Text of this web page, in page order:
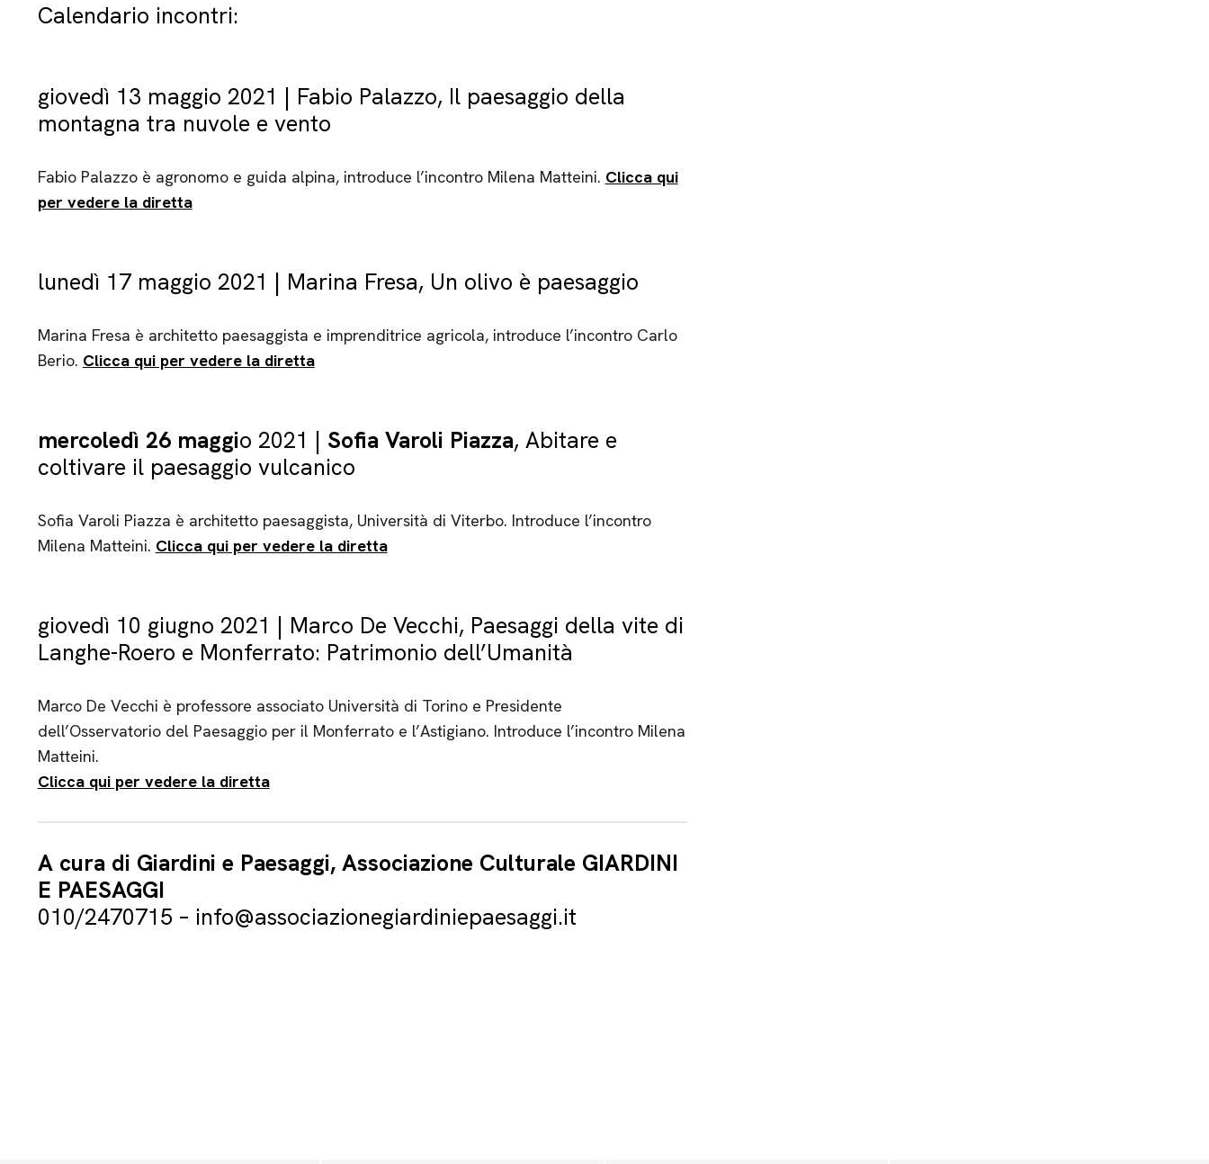
Calendario incontri:
giovedì 13 maggio 2021 | Fabio Palazzo, Il paesaggio della
montagna tra nuvole e vento
Fabio Palazzo è agronomo e guida alpina, introduce l’incontro Milena Matteini. Clicca qui
per vedere la diretta
lunedì 17 maggio 2021 | Marina Fresa, Un olivo è paesaggio
Marina Fresa è architetto paesaggista e imprenditrice agricola, introduce l’incontro Carlo
Berio. Clicca qui per vedere la diretta
mercoledì 26 maggio 2021 | Sofia Varoli Piazza, Abitare e
coltivare il paesaggio vulcanico
Sofia Varoli Piazza è architetto paesaggista, Università di Viterbo. Introduce l’incontro
Milena Matteini. Clicca qui per vedere la diretta
giovedì 10 giugno 2021 | Marco De Vecchi, Paesaggi della vite di
Langhe-Roero e Monferrato: Patrimonio dell’Umanità
Marco De Vecchi è professore associato Università di Torino e Presidente
dell’Osservatorio del Paesaggio per il Monferrato e l’Astigiano. Introduce l’incontro Milena
Matteini.
Clicca qui per vedere la diretta
A cura di Giardini e Paesaggi, Associazione Culturale GIARDINI
E PAESAGGI
010/2470715 – info@associazionegiardiniepaesaggi.it